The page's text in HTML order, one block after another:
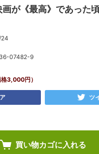
画が《最高》であった
07482-9
3,000円）
ツ